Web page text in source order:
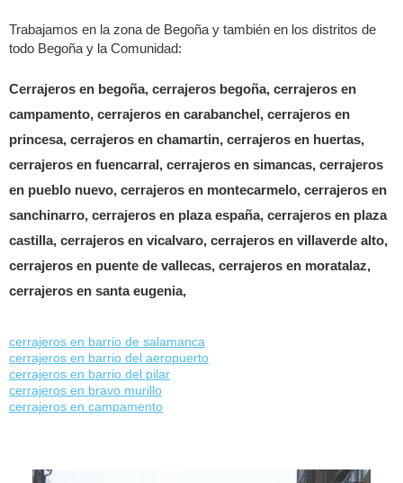
Trabajamos en la zona de Begoña y también en los distritos de
todo Begoña y la Comunidad:
Cerrajeros en begoña, cerrajeros begoña, cerrajeros en
campamento, cerrajeros en carabanchel, cerrajeros en
princesa, cerrajeros en chamartin, cerrajeros en huertas,
cerrajeros en fuencarral, cerrajeros en simancas, cerrajeros
en pueblo nuevo, cerrajeros en montecarmelo, cerrajeros en
sanchinarro, cerrajeros en plaza españa, cerrajeros en plaza
castilla, cerrajeros en vicalvaro, cerrajeros en villaverde alto,
cerrajeros en puente de vallecas, cerrajeros en moratalaz,
cerrajeros en santa eugenia,
cerrajeros en barrio de salamanca
cerrajeros en barrio del aeropuerto
cerrajeros en barrio del pilar
cerrajeros en bravo murillo
cerrajeros en campamento